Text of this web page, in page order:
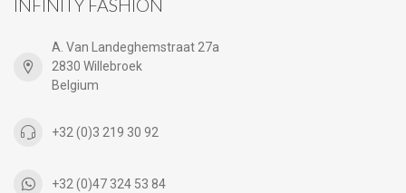
INFINITY FASHION
A. Van Landeghemstraat 27a
2830 Willebroek
Belgium
+32 (0)3 219 30 92
+32 (0)47 324 53 84